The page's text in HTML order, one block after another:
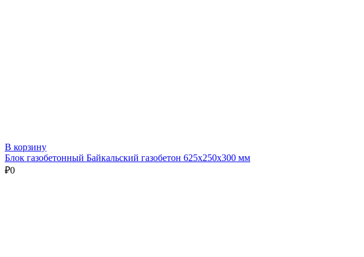
В корзину
Блок газобетонный Байкальский газобетон 625х250х300 мм
₽0